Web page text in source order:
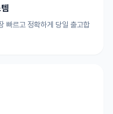
빠르고 정확하게 당일 출고합